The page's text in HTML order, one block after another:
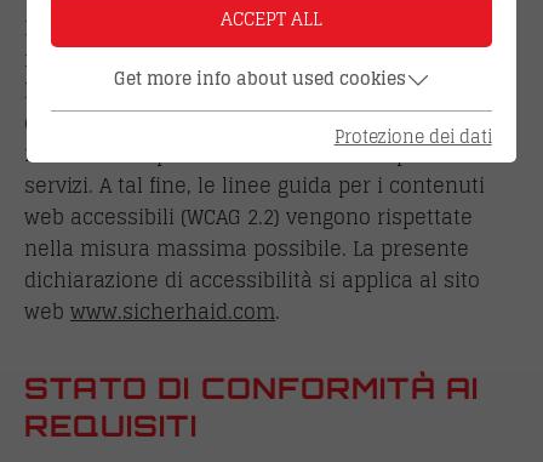
Noi, Sicherhaid GmbH, ci impegniamo a rendere il
nostro sito web accessibile in conformità con la
legge sull'accessibilità per l'attuazione della
direttiva europea sull'accessibilità (RL 2019/882)
relativa ai requisiti di accessibilità di prodotti e
servizi. A tal fine, le linee guida per i contenuti
web accessibili (WCAG 2.2) vengono rispettate
nella misura massima possibile. La presente
dichiarazione di accessibilità si applica al sito
web www.sicherhaid.com.
STATO DI CONFORMITÀ AI
REQUISITI
ACCEPT ALL
Get more info about used cookies
Protezione dei dati